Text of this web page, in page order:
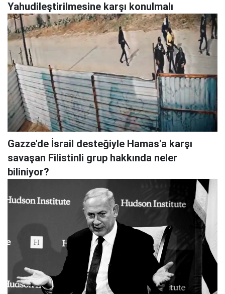
Yahudileştirilmesine karşı konulmalı
Gazze'de İsrail desteğiyle Hamas'a karşı
savaşan Filistinli grup hakkında neler
biliniyor?